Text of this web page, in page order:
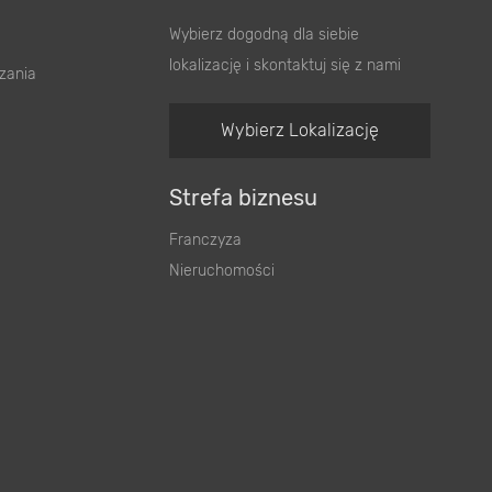
Wybierz dogodną dla siebie
lokalizację i skontaktuj się z nami
Wybierz Lokalizację
Strefa biznesu
Franczyza
Nieruchomości